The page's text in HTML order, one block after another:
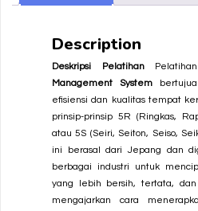
Description
Deskripsi Pelatihan
Management System
efisiensi dan kualitas tempat
prinsip-prinsip 5R (Ringkas,
atau 5S (Seiri, Seiton, Seiso,
ini berasal dari Jepang dan
berbagai industri untuk
yang lebih bersih, tertata,
mengajarkan cara